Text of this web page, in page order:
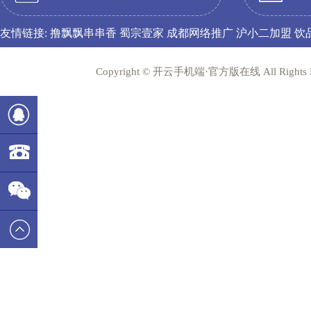
友情链接: 撸飘飘串串香 蜀宗壹家 成都网络推广 沪小二加盟 饮
Copyright © 开云手机端·官方版在线 All Rights
782215386
400-
6677-737